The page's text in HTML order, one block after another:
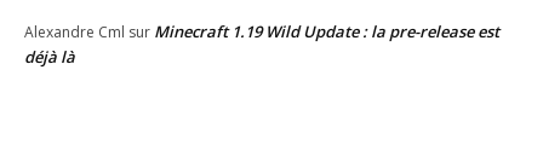
Alexandre Cml sur Minecraft 1.19 Wild Update : la pre-release est
déjà là